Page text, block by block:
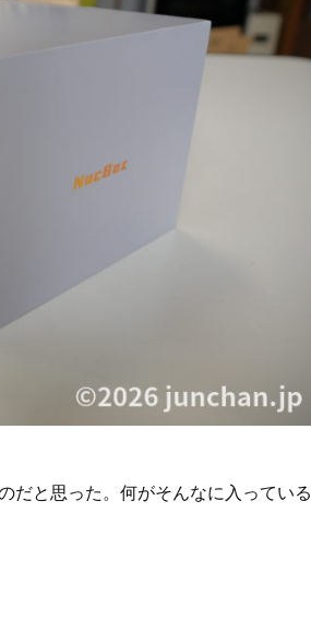
だと思った。何がそんなに入っている